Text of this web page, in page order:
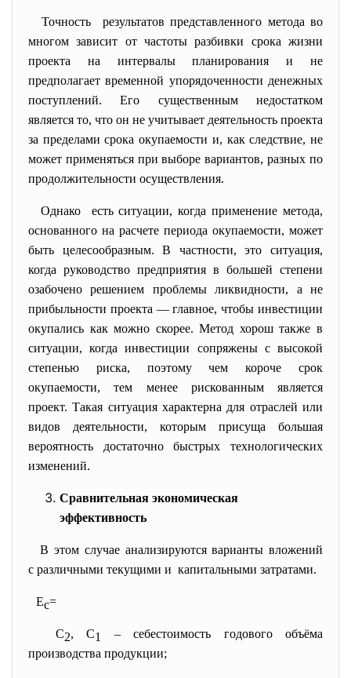
Точность результатов представленного метода во
многом зависит от частоты разбивки срока жизни
проекта на интервалы планирования и не
предполагает временной упорядоченности денежных
поступлений. Его существенным недостатком
является то, что он не учитывает деятельность проекта
за пределами срока окупаемости и, как следствие, не
может применяться при выборе вариантов, разных по
продолжительности осуществления.
Однако есть ситуации, когда применение метода,
основанного на расчете периода окупаемости, может
быть целесообразным. В частности, это ситуация,
когда руководство предприятия в большей степени
озабочено решением проблемы ликвидности, а не
прибыльности проекта — главное, чтобы инвестиции
окупались как можно скорее. Метод хорош также в
ситуации, когда инвестиции сопряжены с высокой
степенью риска, поэтому чем короче срок
окупаемости, тем менее рискованным является
проект. Такая ситуация характерна для отраслей или
видов деятельности, которым присуща большая
вероятность достаточно быстрых технологических
изменений.
Сравнительная экономическая
эффективность
В этом случае анализируются варианты вложений
с различными текущими и капитальными затратами.
Ес=
С2, С1 – себестоимость годового объёма
производства продукции;